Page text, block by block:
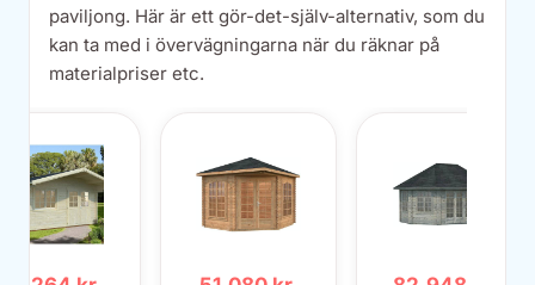
paviljong. Här är ett gör-det-själv-alternativ, som du
kan ta med i övervägningarna när du räknar på
materialpriser etc.